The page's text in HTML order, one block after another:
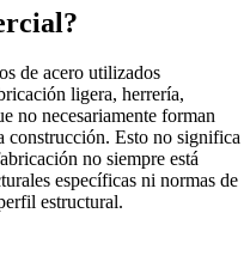
de acero utilizados
ligera, herrería,
no necesariamente forman
construcción. Esto no significa
no siempre está
específicas ni normas de
estructural.